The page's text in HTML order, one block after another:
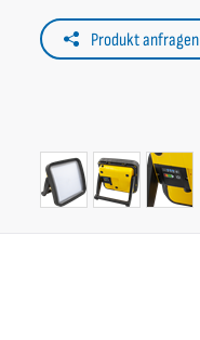
Produkt anfragen